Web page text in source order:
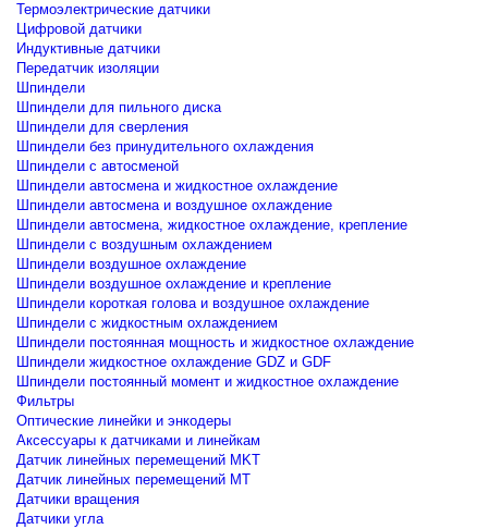
Термоэлектрические датчики
Цифровой датчики
Индуктивные датчики
Передатчик изоляции
Шпиндели
Шпиндели для пильного диска
Шпиндели для сверления
Шпиндели без принудительного охлаждения
Шпиндели с автосменой
Шпиндели автосмена и жидкостное охлаждение
Шпиндели автосмена и воздушное охлаждение
Шпиндели автосмена, жидкостное охлаждение, крепление
Шпиндели с воздушным охлаждением
Шпиндели воздушное охлаждение
Шпиндели воздушное охлаждение и крепление
Шпиндели короткая голова и воздушное охлаждение
Шпиндели с жидкостным охлаждением
Шпиндели постоянная мощность и жидкостное охлаждение
Шпиндели жидкостное охлаждение GDZ и GDF
Шпиндели постоянный момент и жидкостное охлаждение
Фильтры
Оптические линейки и энкодеры
Аксессуары к датчиками и линейкам
Датчик линейных перемещений MKT
Датчик линейных перемещений MT
Датчики вращения
Датчики угла